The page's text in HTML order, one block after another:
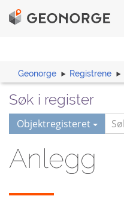
Geonorge Registrene
Søk i register
Objektregisteret
Anlegg